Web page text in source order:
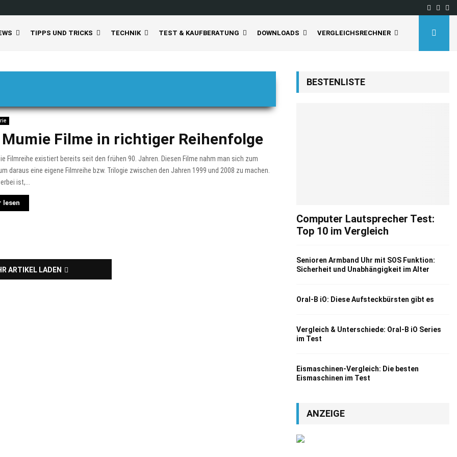
TIPPS UND TRICKS TECHNIK TEST & KAUFBERATUNG DOWNLOADS VERGLEICHSRECHNER
Mumie Filme in richtiger Reihenfolge
Filmreihe existiert bereits seit den frühen 90. Jahren. Diesen Filme nahm man sich zum
daraus eine eigene Filmreihe bzw. Trilogie zwischen den Jahren 1999 und 2008 zu machen.
ist,...
lesen
ARTIKEL LADEN
BESTENLISTE
Computer Lautsprecher Test:
Top 10 im Vergleich
Senioren Armband Uhr mit SOS Funktion:
Sicherheit und Unabhängigkeit im Alter
Oral-B iO: Diese Aufsteckbürsten gibt es
Vergleich & Unterschiede: Oral-B iO Series
im Test
Eismaschinen-Vergleich: Die besten
Eismaschinen im Test
ANZEIGE